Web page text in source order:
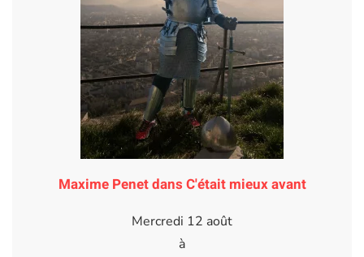
Maxime Penet dans C'était mieux avant
Mercredi 12 août
à